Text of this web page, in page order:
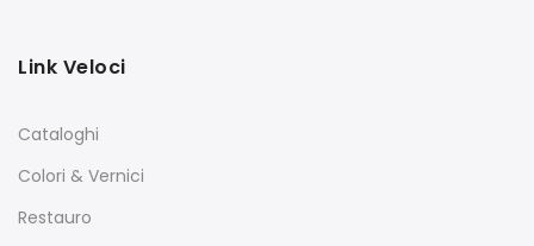
Link Veloci
Cataloghi
Colori & Vernici
Restauro